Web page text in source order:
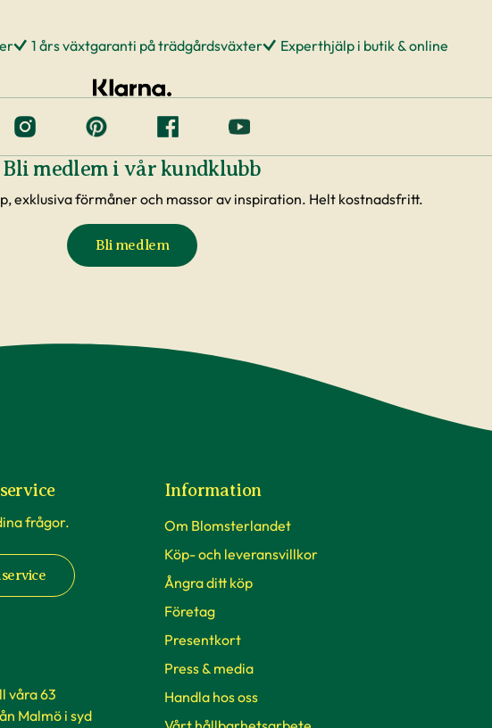
1 års växtgaranti på trädgårdsväxter Experthjälp i butik & online
Bli medlem i vår kundklubb
exklusiva förmåner och massor av inspiration. Helt kostnadsfritt.
Bli medlem
frågor.
våra 63
Malmö i syd
Information
Om Blomsterlandet
Köp- och leveransvillkor
Ångra ditt köp
Företag
Presentkort
Press & media
Handla hos oss